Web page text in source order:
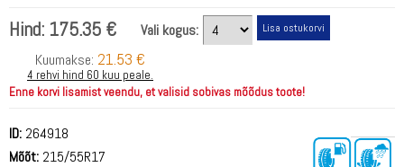
Hind: 175.35 €
Vali kogus:
Kuumakse: 21.53 €
4 rehvi hind 60 kuu peale.
Enne korvi lisamist veendu, et valisid sobivas mõõdus toote!
ID: 264918
Mõõt: 215/55R17